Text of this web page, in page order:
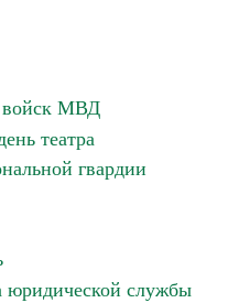
войск МВД
театра
гвардии
юридической службы